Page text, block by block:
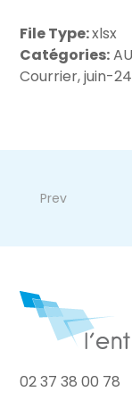
File Type:xlsx
Catégories:
Courrier, juin-
Prev
02 37 38 00 78